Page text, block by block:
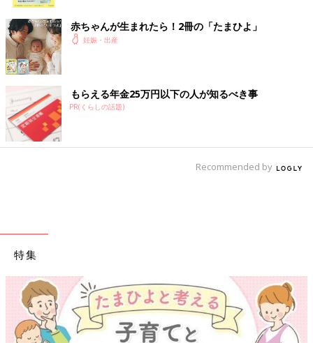
赤ちゃんが生まれたら！2冊の「たまひよ」
妊娠・出産
もらえる年金25万円以下の人が知るべき事
PR(くらしの話題)
Recommended by
特集